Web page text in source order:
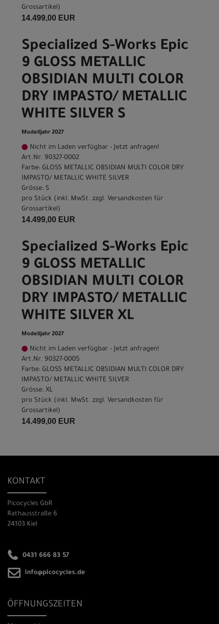
Grossartikel)
14.499,00 EUR
Specialized S-Works Epic
9 GLOSS METALLIC
OBSIDIAN MULTI COLOR
DRY IMPASTO/ METALLIC
WHITE SILVER S
Modelljahr 2027
Nicht im Laden verfügbar - Jetzt anfragen!
Art.Nr. 90327-0002
Farbe: GLOSS METALLIC OBSIDIAN MULTI COLOR DRY
IMPASTO/ METALLIC WHITE SILVER
Grösse: S
pro Stück (inkl. MwSt. zzgl. Versandkosten für
Grossartikel)
14.499,00 EUR
Specialized S-Works Epic
9 GLOSS METALLIC
OBSIDIAN MULTI COLOR
DRY IMPASTO/ METALLIC
WHITE SILVER XL
Modelljahr 2027
Nicht im Laden verfügbar - Jetzt anfragen!
Art.Nr. 90327-0005
Farbe: GLOSS METALLIC OBSIDIAN MULTI COLOR DRY
IMPASTO/ METALLIC WHITE SILVER
Grösse: XL
pro Stück (inkl. MwSt. zzgl. Versandkosten für
Grossartikel)
14.499,00 EUR
KONTAKT
Picocycles GbR
Rathausstraße 6
24103 Kiel
0431 666 83 57
info@picocycles.de
ÖFFNUNGSZEITEN